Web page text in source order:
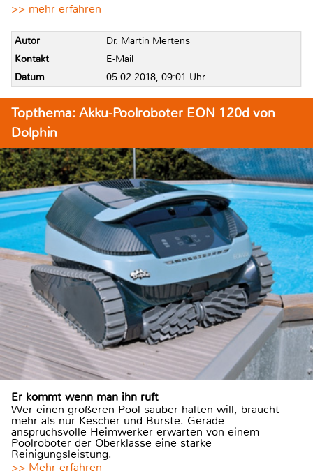
>> mehr erfahren
Autor
Dr. Martin Mertens
Kontakt
E-Mail
Datum
05.02.2018, 09:01 Uhr
Topthema: Akku-Poolroboter EON 120d von
Dolphin
Er kommt wenn man ihn ruft
Wer einen größeren Pool sauber halten will, braucht
mehr als nur Kescher und Bürste. Gerade
anspruchsvolle Heimwerker erwarten von einem
Poolroboter der Oberklasse eine starke
Reinigungsleistung.
>> Mehr erfahren